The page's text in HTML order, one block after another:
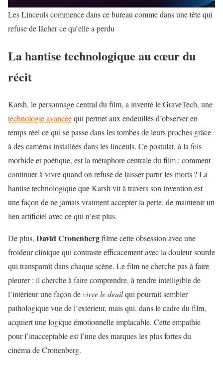
Les Linceuls commence dans ce bureau comme dans une tête qui
refuse de lâcher ce qu’elle a perdu
La hantise technologique au cœur du
récit
Karsh, le personnage central du film, a inventé le GraveTech, une
technologie avancéequi permet aux endeuillés d’observer en
temps réel ce qui se passe dans les tombes de leurs proches grâce
à des caméras installées dans les linceuls. Ce postulat, à la fois
morbide et poétique, est la métaphore centrale du film : comment
continuer à vivre quand on refuse de laisser partir les morts ? La
hantise technologique que Karsh vit à travers son invention est
une façon de ne jamais vraiment accepter la perte, de maintenir un
lien artificiel avec ce qui n’est plus.
De plus, David Cronenbergfilme cette obsession avec une
froideur clinique qui contraste efficacement avec la douleur sourde
qui transparaît dans chaque scène. Le film ne cherche pas à faire
pleurer : il cherche à faire comprendre, à rendre intelligible de
l’intérieur une façon devivre le deuilqui pourrait sembler
pathologique vue de l’extérieur, mais qui, dans le cadre du film,
acquiert une logique émotionnelle implacable. Cette empathie
pour l’inacceptable est l’une des marques les plus fortes du
cinéma de Cronenberg.